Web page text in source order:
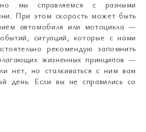
мы справляемся с разными
При этом скорость может быть
автомобиля или мотоцикла —
ситуаций, которые с нами
рекомендую запомнить
жизненных принципов —
нет, но сталкиваться с ним вам
день. Если вы не справились со